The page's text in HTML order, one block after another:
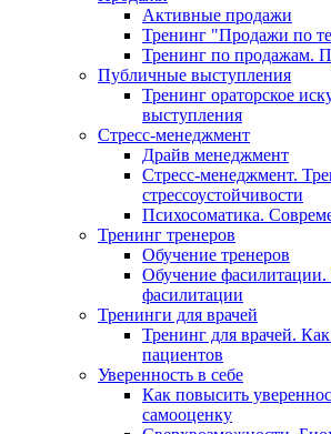
Активные продажи
Тренинг "Продажи по
Тренинг по продажам.
Публичные выступления
Тренинг ораторское
выступления
Стресс-менеджмент
Драйв менеджмент
Стресс-менеджмент.
стрессоустойчивости
Психосоматика.
Тренинг тренеров
Обучение тренеров
Обучение фасилитации.
фасилитации
Тренинги для врачей
Тренинг для врачей.
пациентов
Уверенность в себе
Как повысить
самооценку